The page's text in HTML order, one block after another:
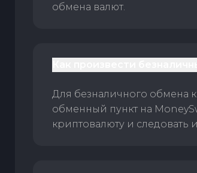
обмена валют.
Для безналичного обмена
обменный пункт на
криптовалюту и следовать